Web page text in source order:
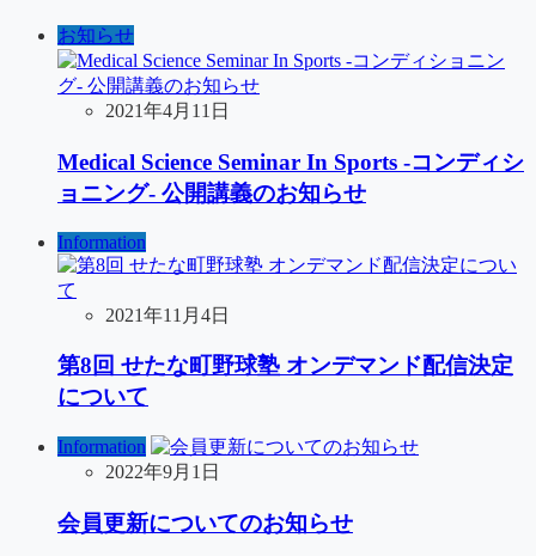
お知らせ
2021年4月11日
Medical Science Seminar In Sports -コンディシ
ョニング- 公開講義のお知らせ
Information
2021年11月4日
第8回 せたな町野球塾 オンデマンド配信決定
について
Information
2022年9月1日
会員更新についてのお知らせ